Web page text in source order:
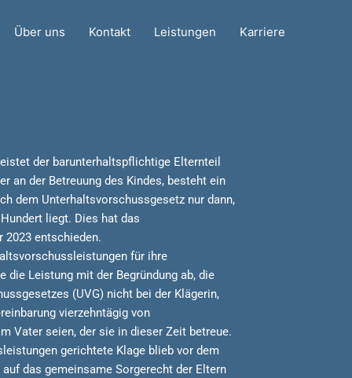
Über uns Kontakt Leistungen Karriere
der barunterhaltspflichtige Elternteil
an der Betreuung des Kindes, besteht ein
dem Unterhaltsvorschussgesetz nur dann,
liegt. Dies hat das
2023 entschieden.
für ihre
die Leistung mit der Begründung ab, die
(UVG) nicht bei der Klägerin,
vierzehntägig von
Vater seien, der sie in dieser Zeit betreue.
gerichtete Klage blieb vor dem
das gemeinsame Sorgerecht der Eltern